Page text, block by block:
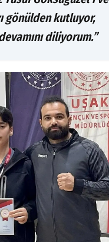
gönülden kutluyor,
diliyorum.”